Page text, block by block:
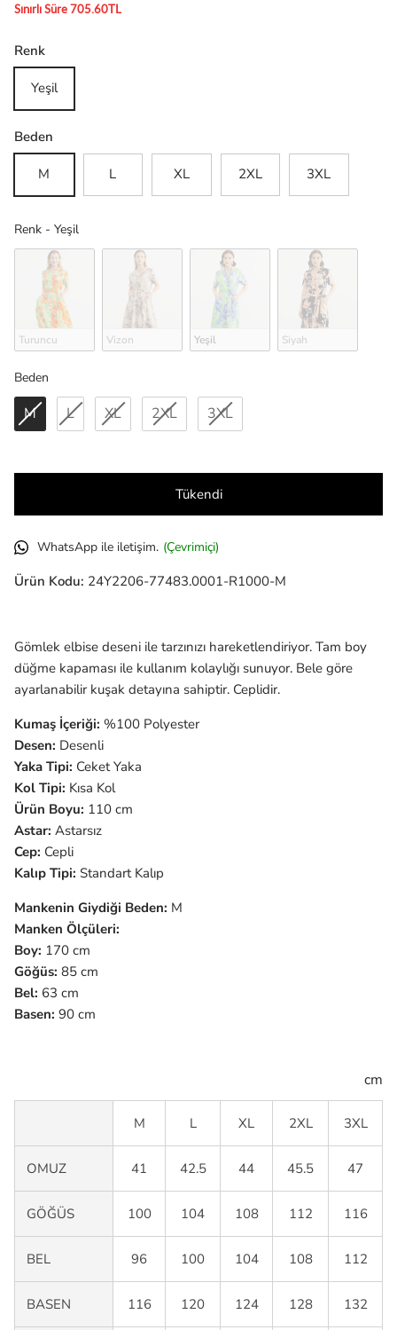
Sınırlı Süre 705.60TL
Renk
Yeşil
Beden
M L XL 2XL 3XL
Renk - Yeşil
Turuncu Vizon Yeşil Siyah
Beden
Beden
M L XL 2XL 3XL
Tükendi
WhatsApp ile iletişim. (Çevrimiçi)
Ürün Kodu: 24Y2206-77483.0001-R1000-M
Gömlek elbise deseni ile tarzınızı hareketlendiriyor. Tam boy
düğme kapaması ile kullanım kolaylığı sunuyor. Bele göre
ayarlanabilir kuşak detayına sahiptir. Ceplidir.
Kumaş İçeriği: %100 Polyester
Desen: Desenli
Yaka Tipi: Ceket Yaka
Kol Tipi: Kısa Kol
Ürün Boyu: 110 cm
Astar: Astarsız
Cep: Cepli
Kalıp Tipi: Standart Kalıp
Mankenin Giydiği Beden: M
Manken Ölçüleri:
Boy: 170 cm
Göğüs: 85 cm
Bel: 63 cm
Basen: 90 cm
cm
M L XL 2XL 3XL
OMUZ 41 42.5 44 45.5 47
GÖĞÜS 100 104 108 112 116
BEL 96 100 104 108 112
BASEN 116 120 124 128 132